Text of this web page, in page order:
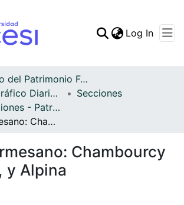
Statistics
Log In
Archivo del Patrimonio Fotográfico y Fílmico del Valle del Cauca
Fondo Fotográfico Diario Occidente
Secciones
FFDO - Secciones - Patrimonial
Queso parmesano: Chambourcy de Nestlé, y Alpina
Chambourcy
y Alpina